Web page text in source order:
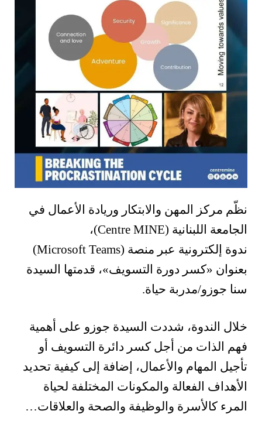
نظّم مركز المهن والابتكار وريادة الأعمال في
الجامعة اللبنانية (Centre MINE)،
ندوة إلكترونية عبر منصة (Microsoft Teams)
بعنوان «كسر دورة التسويف»، قدمتها السيدة
سنا جوزو/مدربة حياة.
خلال الندوة، شددت السيدة جوزو على أهمية
فهم الذات من أجل كسر دائرة التسويف أو
تأجيل المهام والأعمال، إضافة إلى كيفية تحديد
الأهداف الفعالة والمكونات المختلفة لحياة
المرء كالأسرة والوظيفة والصحة والعلاقات…